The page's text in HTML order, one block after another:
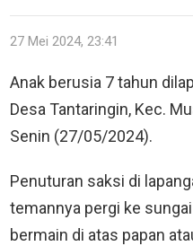
27 Mei 2024, 23:41
Anak berusia 7 tahun
Desa Tantaringin, Kec.
Senin (27/05/2024).
Penuturan saksi di
temannya pergi ke
bermain di atas papan